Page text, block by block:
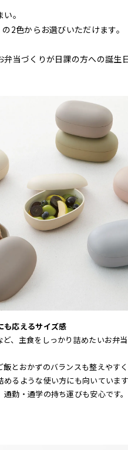
。
2色からお選びいただけます。
当づくりが日課の方への誕生
も応えるサイズ感
ど、主食をしっかり詰めたいお弁
飯とおかずのバランスも整えやす
めるような使い方にも向いていま
通勤・通学の持ち運びも安心です。